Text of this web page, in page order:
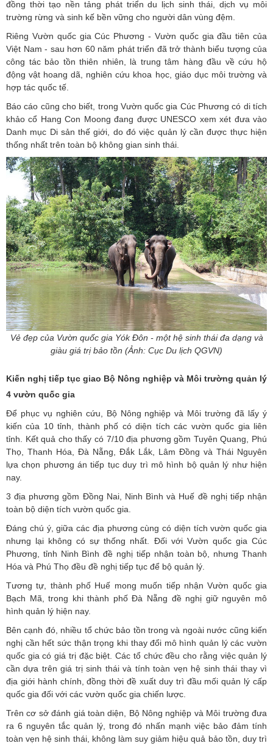
đồng thời tạo nền tảng phát triển du lịch sinh thái, dịch vụ môi
trường rừng và sinh kế bền vững cho người dân vùng đệm.
Riêng Vườn quốc gia Cúc Phương - Vườn quốc gia đầu tiên của
Việt Nam - sau hơn 60 năm phát triển đã trở thành biểu tượng của
công tác bảo tồn thiên nhiên, là trung tâm hàng đầu về cứu hộ
động vật hoang dã, nghiên cứu khoa học, giáo dục môi trường và
hợp tác quốc tế.
Báo cáo cũng cho biết, trong Vườn quốc gia Cúc Phương có di tích
khảo cổ Hang Con Moong đang được UNESCO xem xét đưa vào
Danh mục Di sản thế giới, do đó việc quản lý cần được thực hiện
thống nhất trên toàn bộ không gian sinh thái.
Vẻ đẹp của Vườn quốc gia Yók Đôn - một hệ sinh thái đa dạng và
giàu giá trị bảo tồn (Ảnh: Cục Du lịch QGVN)
Kiến nghị tiếp tục giao Bộ Nông nghiệp và Môi trường quản lý
4 vườn quốc gia
Để phục vụ nghiên cứu, Bộ Nông nghiệp và Môi trường đã lấy ý
kiến của 10 tỉnh, thành phố có diện tích các vườn quốc gia liên
tỉnh. Kết quả cho thấy có 7/10 địa phương gồm Tuyên Quang, Phú
Thọ, Thanh Hóa, Đà Nẵng, Đắk Lắk, Lâm Đồng và Thái Nguyên
lựa chọn phương án tiếp tục duy trì mô hình bộ quản lý như hiện
nay.
3 địa phương gồm Đồng Nai, Ninh Bình và Huế đề nghị tiếp nhận
toàn bộ diện tích vườn quốc gia.
Đáng chú ý, giữa các địa phương cùng có diện tích vườn quốc gia
nhưng lại không có sự thống nhất. Đối với Vườn quốc gia Cúc
Phương, tỉnh Ninh Bình đề nghị tiếp nhận toàn bộ, nhưng Thanh
Hóa và Phú Thọ đều đề nghị tiếp tục để bộ quản lý.
Tương tự, thành phố Huế mong muốn tiếp nhận Vườn quốc gia
Bạch Mã, trong khi thành phố Đà Nẵng đề nghị giữ nguyên mô
hình quản lý hiện nay.
Bên cạnh đó, nhiều tổ chức bảo tồn trong và ngoài nước cũng kiến
nghị cần hết sức thận trọng khi thay đổi mô hình quản lý các vườn
quốc gia có giá trị đặc biệt. Các tổ chức đều cho rằng việc quản lý
cần dựa trên giá trị sinh thái và tính toàn vẹn hệ sinh thái thay vì
địa giới hành chính, đồng thời đề xuất duy trì đầu mối quản lý cấp
quốc gia đối với các vườn quốc gia chiến lược.
Trên cơ sở đánh giá toàn diện, Bộ Nông nghiệp và Môi trường đưa
ra 6 nguyên tắc quản lý, trong đó nhấn mạnh việc bảo đảm tính
toàn vẹn hệ sinh thái, không làm suy giảm hiệu quả bảo tồn, duy trì